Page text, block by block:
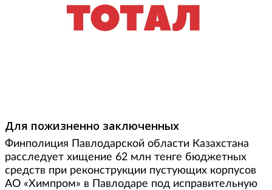
Для пожизненно заключенных
Финполиция Павлодарской области Казахстана
расследует хищение 62 млн тенге бюджетных
средств при реконструкции пустующих корпусов
АО «Химпром» в Павлодаре под исправительную